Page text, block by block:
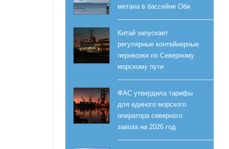
метана в бассейне Оби
Китай запускает
регулярные контейнерные
перевозки по Северному
морскому пути
ФАС утвердила тарифы
для единого морского
оператора северного
завоза на 2026 год